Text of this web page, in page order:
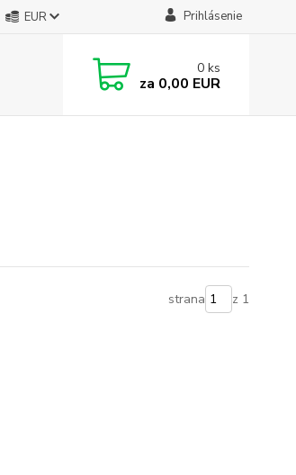
EUR Prihlásenie
0 ks
za 0,00 EUR
strana z 1